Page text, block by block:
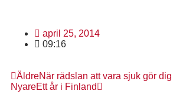
april 25, 2014
09:16
ÄldreNär rädslan att vara sjuk gör
NyareEtt år i Finland